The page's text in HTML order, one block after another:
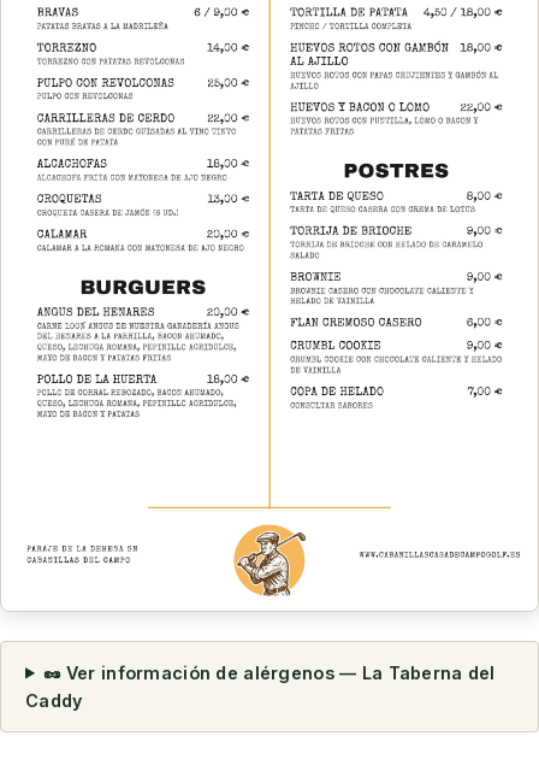
🥜 Ver información de alérgenos — La Taberna del
Caddy